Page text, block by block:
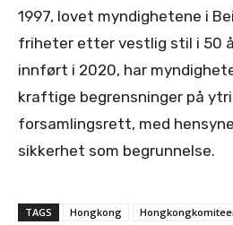
1997, lovet myndighetene i
friheter etter vestlig stil i 50
innført i 2020, har
kraftige begrensninger på
forsamlingsrett, med
sikkerhet som begrunnelse.
TAGS Hongkong